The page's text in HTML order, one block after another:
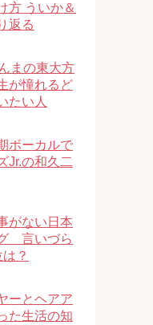
ういか＆
返る
まの東大方
が憧れるど
たい人
ボーカルで
Jr.の和久二
がない日本
言いづら
？
ーとヘアア
た生活の知